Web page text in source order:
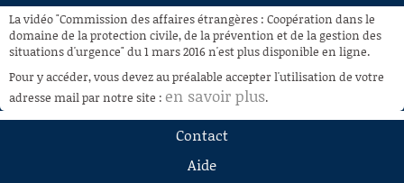
À LA DEMANDE
RECHERCHE
AIDE À LA DÉCOUPE
DE VIDÉOS
La vidéo "Commission des affaires étrangères : Coopération dans le
domaine de la protection civile, de la prévention et de la gestion des
situations d'urgence" du 1 mars 2016 n'est plus disponible en ligne.
Pour y accéder, vous devez au préalable accepter l'utilisation de votre
adresse mail par notre site : en savoir plus.
Contact
Aide